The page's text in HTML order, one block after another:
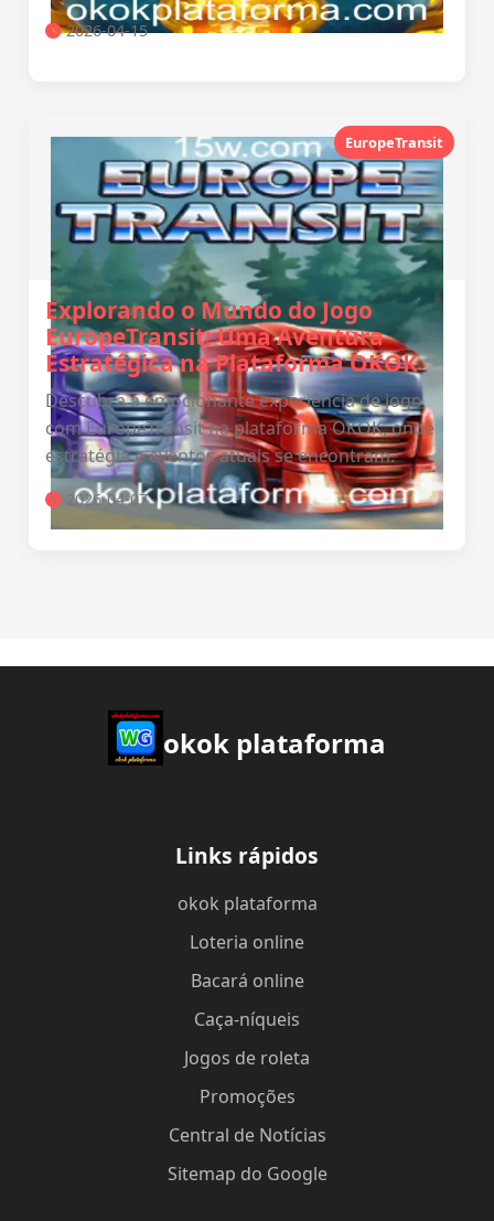
2026-04-15
EuropeTransit
Explorando o Mundo do Jogo
EuropeTransit: Uma Aventura
Estratégica na Plataforma OKOK
Descubra a emocionante experiência de jogo
com EuropeTransit na plataforma OKOK, onde
estratégia e eventos atuais se encontram.
2026-04-07
okok plataforma
Links rápidos
okok plataforma
Loteria online
Bacará online
Caça-níqueis
Jogos de roleta
Promoções
Central de Notícias
Sitemap do Google